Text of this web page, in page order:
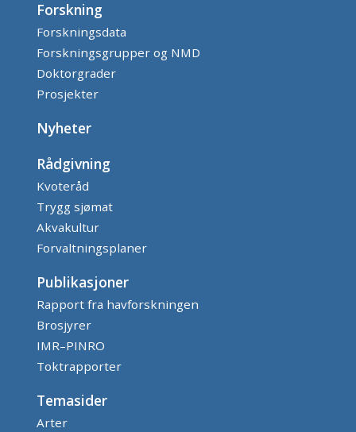
Forskning
Forskningsdata
Forskningsgrupper og NMD
Doktorgrader
Prosjekter
Nyheter
Rådgivning
Kvoteråd
Trygg sjømat
Akvakultur
Forvaltningsplaner
Publikasjoner
Rapport fra havforskningen
Brosjyrer
IMR–PINRO
Toktrapporter
Temasider
Arter